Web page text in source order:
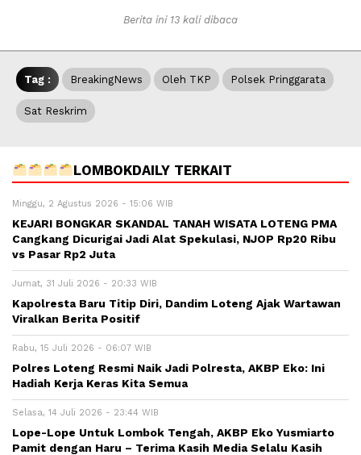
Berita ini 13 kali dibaca
Tag : BreakingNews Oleh TKP Polsek Pringgarata
Sat Reskrim
LOMBOKDAILY TERKAIT
Minggu, 2 Agustus 2026 - 15:06 WIB
KEJARI BONGKAR SKANDAL TANAH WISATA LOTENG PMA
Cangkang Dicurigai Jadi Alat Spekulasi, NJOP Rp20 Ribu
vs Pasar Rp2 Juta
Jumat, 31 Juli 2026 - 20:33 WIB
Kapolresta Baru Titip Diri, Dandim Loteng Ajak Wartawan
Viralkan Berita Positif
Rabu, 15 Juli 2026 - 06:07 WIB
Polres Loteng Resmi Naik Jadi Polresta, AKBP Eko: Ini
Hadiah Kerja Keras Kita Semua
Selasa, 14 Juli 2026 - 23:44 WIB
Lope-Lope Untuk Lombok Tengah, AKBP Eko Yusmiarto
Pamit dengan Haru – Terima Kasih Media Selalu Kasih